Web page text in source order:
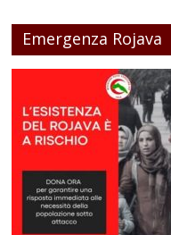
Emergenza Rojava